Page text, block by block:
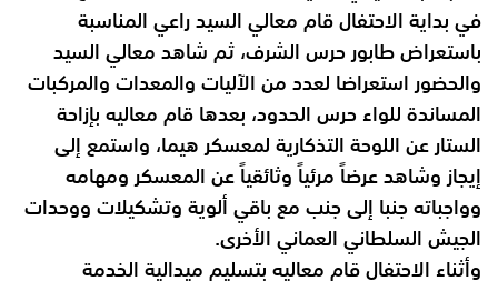
في بداية الاحتفال قام معالي السيد راعي المناسبة
باستعراض طابور حرس الشرف، ثمشاهد معالي السيد
والحضور استعراضا لعدد من الآليات والمعدات والمركبات
المساندةللواء حرس الحدود، بعدها قام معاليه بإزاحة
الستار عن اللوحة التذكارية لمعسكر هيما، واستمع إلى
إيجاز وشاهد عرضاً مرئياً وثائقياً عن المعسكر ومهامه
وواجباته جنبا إلىجنب مع باقي ألوية وتشكيلات ووحدات
الجيش السلطاني العماني الأخرى.
وأثناء الاحتفال قام معاليه بتسليم ميدالية الخدمة